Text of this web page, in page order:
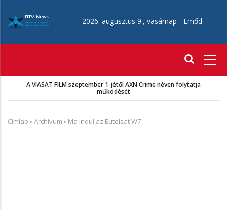
tartalomra
2026. augusztus 9., vasárnap - Emőd
A VIASAT FILM szeptember 1-jétől AXN Crime néven folytatja
működését
Morzsa
Címlap »Archívum »Ma indul az Eutelsat W7